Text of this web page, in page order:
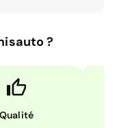
?
Qualité